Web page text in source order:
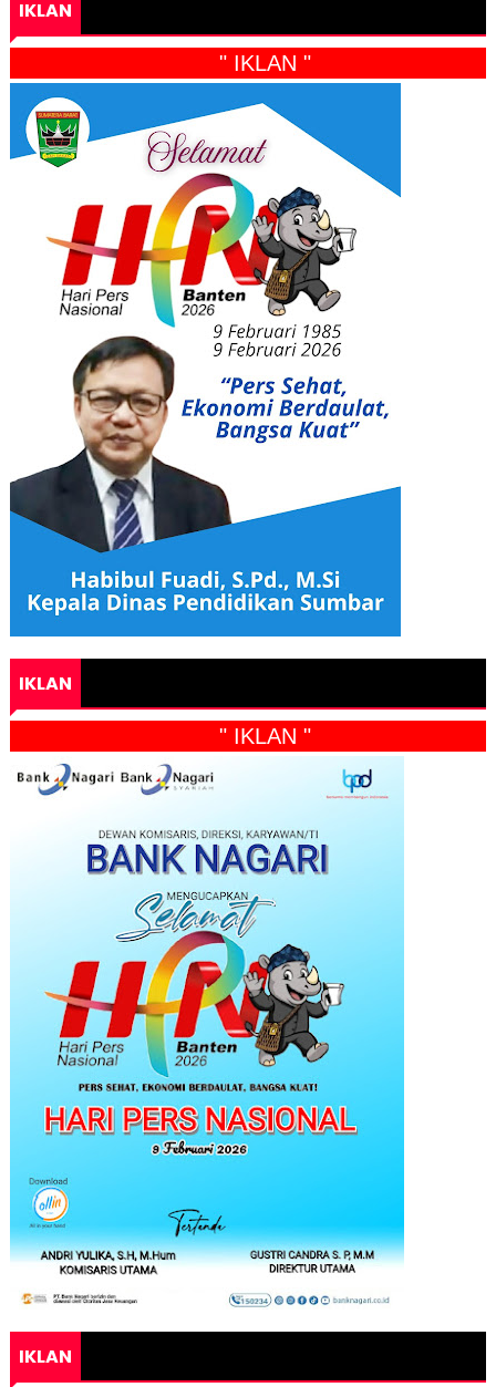
IKLAN
" IKLAN "
IKLAN
" IKLAN "
IKLAN